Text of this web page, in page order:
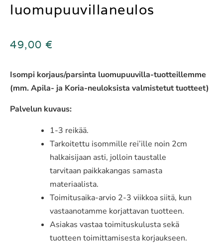
luomupuuvillaneulos
49,00 €
Isompi korjaus/parsinta luomupuuvilla-tuotteillemme
(mm. Apila- ja Koria-neuloksista valmistetut tuotteet)
Palvelun kuvaus:
1-3 reikää.
Tarkoitettu isommille rei’ille noin 2cm
halkaisijaan asti, jolloin taustalle
tarvitaan paikkakangas samasta
materiaalista.
Toimitusaika-arvio 2-3 viikkoa siitä, kun
vastaanotamme korjattavan tuotteen.
Asiakas vastaa toimituskulusta sekä
tuotteen toimittamisesta korjaukseen.